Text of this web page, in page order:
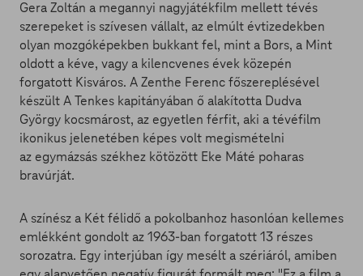
Gera Zoltán a megannyi nagyjátékfilm mellett tévés
szerepeket is szívesen vállalt, az elmúlt évtizedekben
olyan mozgóképekben bukkant fel, mint a Bors, a Mint
oldott a kéve, vagy a kilencvenes évek közepén
forgatott Kisváros. A Zenthe Ferenc főszereplésével
készült A Tenkes kapitányában ő alakította Dudva
György kocsmárost, az egyetlen férfit, aki a tévéfilm
ikonikus jelenetében képes volt megismételni
az egymázsás székhez kötözött Eke Máté poharas
bravúrját.
A színész a Két félidő a pokolbanhoz hasonlóan kellemes
emlékként gondolt az 1963-ban forgatott 13 részes
sorozatra. Egy interjúban így mesélt a szériáról, amiben